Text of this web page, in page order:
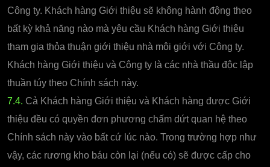
Công ty. Khách hàng Giới thiệu sẽ không hành động theo
bất kỳ khả năng nào mà yêu cầu Khách hàng Giới thiệu
tham gia thỏa thuận giới thiệu nhà môi giới với Công ty.
Khách hàng Giới thiệu và Công ty là các nhà thầu độc lập
thuần túy theo Chính sách này.
7.4. Cả Khách hàng Giới thiệu và Khách hàng được Giới
thiệu đều có quyền đơn phương chấm dứt quan hệ theo
Chính sách này vào bất cứ lúc nào. Trong trường hợp như
vậy, các rương kho báu còn lại (nếu có) sẽ được cấp cho